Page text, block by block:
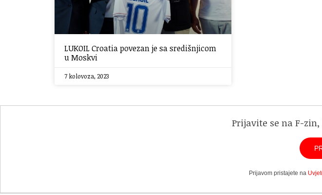
LUKOIL Croatia povezan je sa središnjicom
u Moskvi
7 kolovoza, 2023
Prijavite se na F-
Prijavom pristajete na